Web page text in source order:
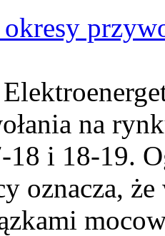
okresy
na
18 i 18-19.
oznacza,